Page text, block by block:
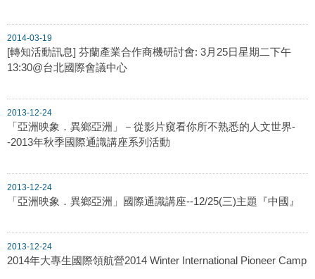
2014-03-19
[轉知活動訊息] 芬蘭產業合作商機研討會: 3月25日星期二下午
13:30@台北國際會議中心
2013-12-24
「亞洲映象．異鄉亞洲」－從影片窺看你所不熟悉的人文世界-
-2013年秋季國際通識講座系列活動
2013-12-24
「亞洲映象．異鄉亞洲」國際通識講座--12/25(三)主題『中國』
2013-12-24
2014年大專生國際領航營2014 Winter International Pioneer Camp